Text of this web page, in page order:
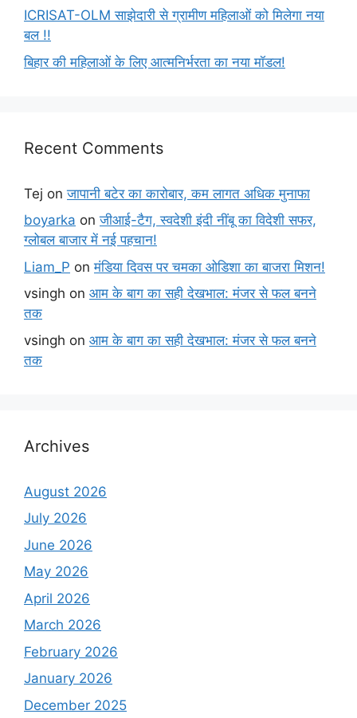
ICRISAT-OLM साझेदारी से ग्रामीण महिलाओं को मिलेगा नया
बल !!
बिहार की महिलाओं के लिए आत्मनिर्भरता का नया मॉडल!
Recent Comments
Tej onजापानी बटेर का कारोबार, कम लागत अधिक मुनाफा
boyarka onजीआई-टैग, स्वदेशी इंदी नींबू का विदेशी सफर,
ग्लोबल बाजार में नई पहचान!
Liam_P onमंडिया दिवस पर चमका ओडिशा का बाजरा मिशन!
vsingh on आम के बाग का सही देखभाल: मंजर से फल बनने
तक
vsingh on आम के बाग का सही देखभाल: मंजर से फल बनने
तक
Archives
August 2026
July 2026
June 2026
May 2026
April 2026
March 2026
February 2026
January 2026
December 2025